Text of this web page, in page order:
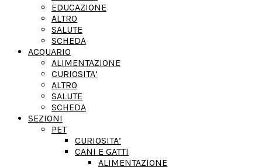
EDUCAZIONE
ALTRO
SALUTE
SCHEDA
ACQUARIO
ALIMENTAZIONE
CURIOSITA’
ALTRO
SALUTE
SCHEDA
SEZIONI
PET
CURIOSITA’
CANI E GATTI
ALIMENTAZIONE